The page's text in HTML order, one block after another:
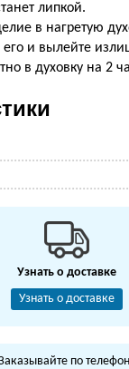
липкой.
в нагретую
и вылейте
в духовку на 2
Узнать о доставке
Узнать о доставке
по